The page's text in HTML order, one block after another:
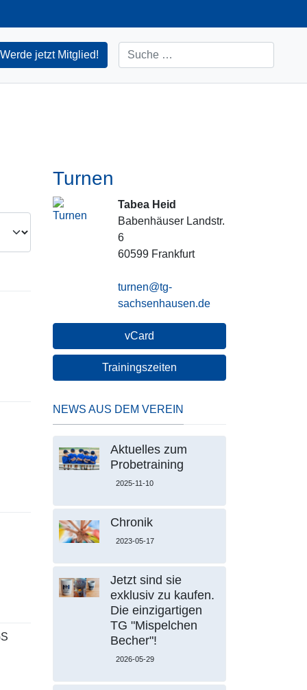
Werde jetzt Mitglied! Suchen
Turnen
Tabea Heid
Babenhäuser Landstr.
6
60599 Frankfurt
turnen@tg-
sachsenhausen.de
vCard
Trainingszeiten
NEWS AUS DEM VEREIN
Aktuelles zum
Probetraining
2025-11-10
Chronik
2023-05-17
Jetzt sind sie
exklusiv zu kaufen.
Die einzigartigen
TG "Mispelchen
Becher"!
2026-05-29